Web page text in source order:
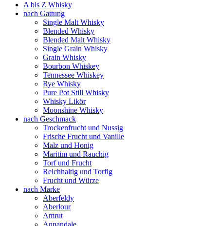
A bis Z Whisky
nach Gattung
Single Malt Whisky
Blended Whisky
Blended Malt Whisky
Single Grain Whisky
Grain Whisky
Bourbon Whiskey
Tennessee Whiskey
Rye Whisky
Pure Pot Still Whisky
Whisky Likör
Moonshine Whisky
nach Geschmack
Trockenfrucht und Nussig
Frische Frucht und Vanille
Malz und Honig
Maritim und Rauchig
Torf und Frucht
Reichhaltig und Torfig
Frucht und Würze
nach Marke
Aberfeldy
Aberlour
Amrut
Annandale